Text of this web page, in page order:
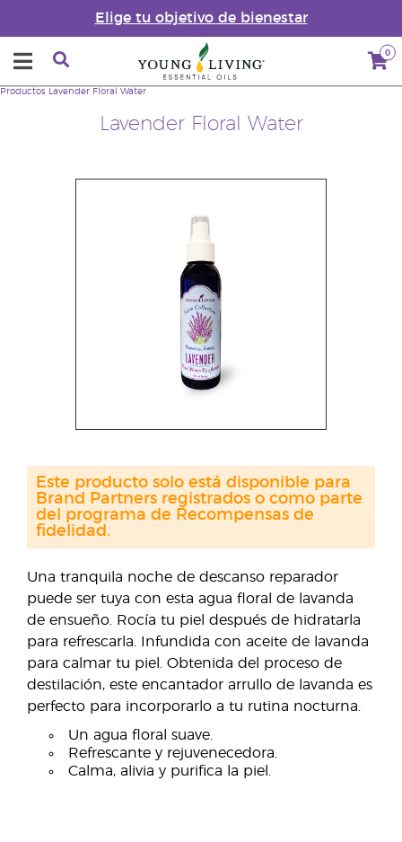
Elige tu objetivo de bienestar
0
Lavender Floral Water
Productos Lavender Floral Water
Una tranquila noche de descanso reparador
puede ser tuya con esta agua floral de lavanda
de ensueño. Rocía tu piel después de hidratarla
para refrescarla. Infundida con aceite de lavanda
para calmar tu piel. Obtenida del proceso de
destilación, este encantador arrullo de lavanda es
perfecto para incorporarlo a tu rutina nocturna.
Un agua floral suave.
Refrescante y rejuvenecedora.
Calma, alivia y purifica la piel.
Este producto solo está disponible para
Brand Partners registrados o como parte
del programa de Recompensas de
fidelidad.